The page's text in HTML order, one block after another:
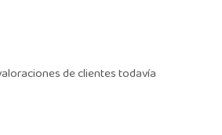
de clientes todavía